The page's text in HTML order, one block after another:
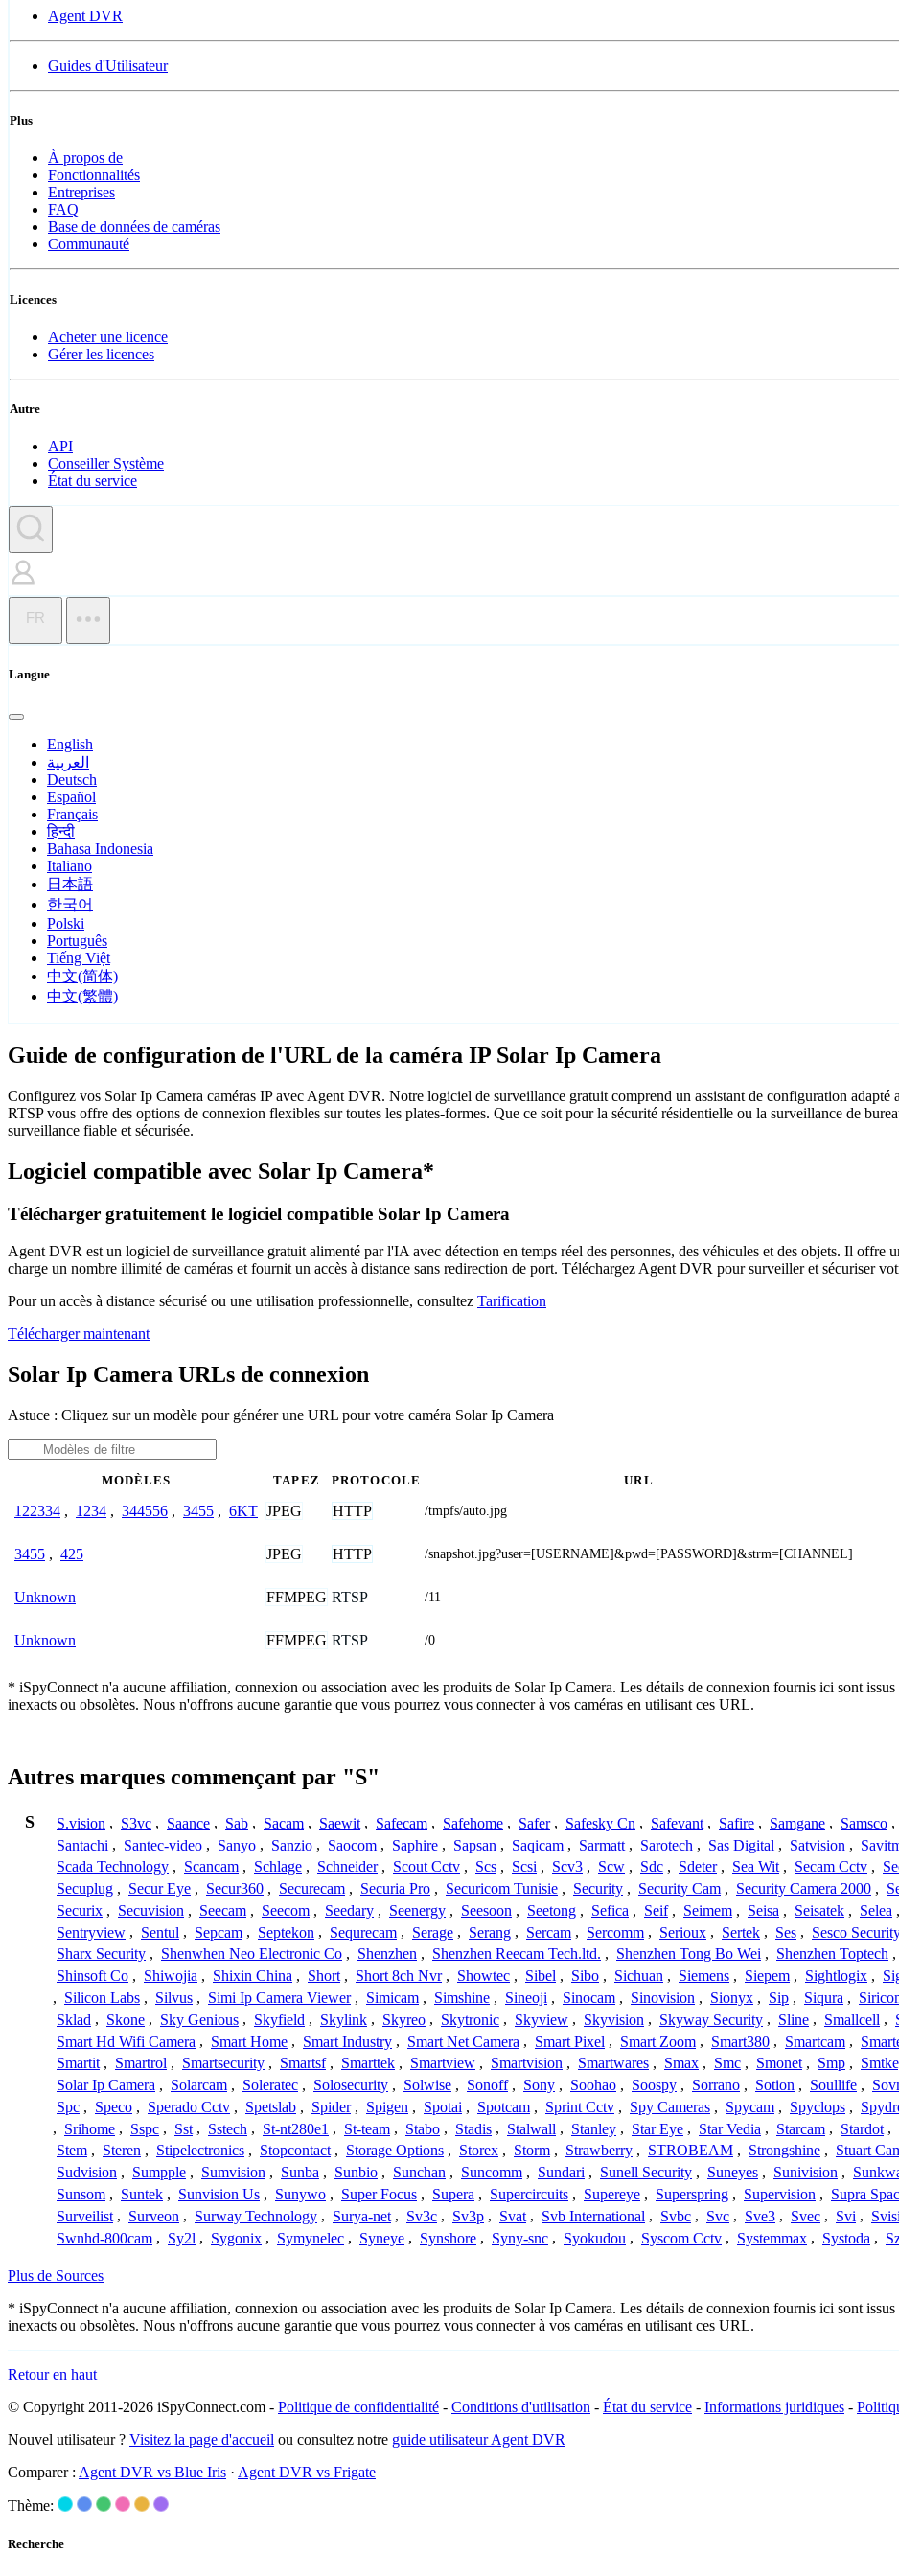
Agent DVR
Guides d'Utilisateur
Plus
À propos de
Fonctionnalités
Entreprises
FAQ
Base de données de caméras
Communauté
Licences
Acheter une licence
Gérer les licences
Autre
API
Conseiller Système
État du service
FR
Langue
English
العربية
Deutsch
Español
Français
हिन्दी
Bahasa Indonesia
Italiano
日本語
한국어
Polski
Português
Tiếng Việt
中文(简体)
中文(繁體)
Guide de configuration de l'URL de la caméra IP Solar Ip Camera
Configurez vos Solar Ip Camera caméras IP avec Agent DVR. Notre logiciel de surveillance gratuit comprend un assistant de configuration
RTSP vous offre des options de connexion flexibles sur toutes les plates-formes. Que ce soit pour la sécurité résidentielle ou la surveillance de
surveillance fiable et sécurisée.
Logiciel compatible avec Solar Ip Camera*
Télécharger gratuitement le logiciel compatible Solar Ip Camera
Agent DVR est un logiciel de surveillance gratuit alimenté par l'IA avec détection en temps réel des personnes, des véhicules et des objets. Il offre
charge un nombre illimité de caméras et fournit un accès à distance sans redirection de port. Téléchargez Agent DVR pour surveiller et sécuriser
Pour un accès à distance sécurisé ou une utilisation professionnelle, consultez Tarification
Télécharger maintenant
Solar Ip Camera URLs de connexion
Astuce : Cliquez sur un modèle pour générer une URL pour votre caméra Solar Ip Camera
MODÈLES TAPEZ PROTOCOLE URL
122334 , 1234 , 344556 , 3455 , 6KT JPEG HTTP /tmpfs/auto.jpg
3455 , 425 JPEG HTTP /snapshot.jpg?user=[USERNAME]&pwd=[PASSWORD]&strm=[CHANNEL]
Unknown FFMPEG RTSP /11
Unknown FFMPEG RTSP /0
* iSpyConnect n'a aucune affiliation, connexion ou association avec les produits de Solar Ip Camera. Les détails de connexion fournis ici sont
inexacts ou obsolètes. Nous n'offrons aucune garantie que vous pourrez vous connecter à vos caméras en utilisant ces URL.
Autres marques commençant par "S"
S S.vision , S3vc , Saance , Sab , Sacam , Saewit , Safecam , Safehome , Safer , Safesky Cn , Safevant , Safire , Samgane , Samsco ,
Santachi , Santec-video , Sanyo , Sanzio , Saocom , Saphire , Sapsan , Saqicam , Sarmatt , Sarotech , Sas Digital , Satvision ,
Scada Technology , Scancam , Schlage , Schneider , Scout Cctv , Scs , Scsi , Scv3 , Scw , Sdc , Sdeter , Sea Wit , Secam Cctv ,
Secuplug , Secur Eye , Secur360 , Securecam , Securia Pro , Securicom Tunisie , Security , Security Cam , Security Camera 2000 ,
Securix , Secuvision , Seecam , Seecom , Seedary , Seenergy , Seesoon , Seetong , Sefica , Seif , Seimem , Seisa , Seisatek , Selea ,
Sentryview , Sentul , Sepcam , Septekon , Sequrecam , Serage , Serang , Sercam , Sercomm , Serioux , Sertek , Ses , Sesco
Sharx Security , Shenwhen Neo Electronic Co , Shenzhen , Shenzhen Reecam Tech.ltd. , Shenzhen Tong Bo Wei , Shenzhen Toptech ,
Shinsoft Co , Shiwojia , Shixin China , Short , Short 8ch Nvr , Showtec , Sibel , Sibo , Sichuan , Siemens , Siepem , Sightlogix ,
, Silicon Labs , Silvus , Simi Ip Camera Viewer , Simicam , Simshine , Sineoji , Sinocam , Sinovision , Sionyx , Sip , Siqura ,
Sklad , Skone , Sky Genious , Skyfield , Skylink , Skyreo , Skytronic , Skyview , Skyvision , Skyway Security , Sline , Smallcell ,
Smart Hd Wifi Camera , Smart Home , Smart Industry , Smart Net Camera , Smart Pixel , Smart Zoom , Smart380 , Smartcam ,
Smartit , Smartrol , Smartsecurity , Smartsf , Smarttek , Smartview , Smartvision , Smartwares , Smax , Smc , Smonet , Smp ,
Solar Ip Camera , Solarcam , Soleratec , Solosecurity , Solwise , Sonoff , Sony , Soohao , Soospy , Sorrano , Sotion , Soullife ,
Spc , Speco , Sperado Cctv , Spetslab , Spider , Spigen , Spotai , Spotcam , Sprint Cctv , Spy Cameras , Spycam , Spyclops ,
, Srihome , Sspc , Sst , Sstech , St-nt280e1 , St-team , Stabo , Stadis , Stalwall , Stanley , Star Eye , Star Vedia , Starcam , Stardot ,
Stem , Steren , Stipelectronics , Stopcontact , Storage Options , Storex , Storm , Strawberry , STROBEAM , Strongshine , Stuart
Sudvision , Sumpple , Sumvision , Sunba , Sunbio , Sunchan , Suncomm , Sundari , Sunell Security , Suneyes , Sunivision ,
Sunsom , Suntek , Sunvision Us , Sunywo , Super Focus , Supera , Supercircuits , Supereye , Superspring , Supervision , Supra
Surveilist , Surveon , Surway Technology , Surya-net , Sv3c , Sv3p , Svat , Svb International , Svbc , Svc , Sve3 , Svec , Svi ,
Swnhd-800cam , Sy2l , Sygonix , Symynelec , Syneye , Synshore , Syny-snc , Syokudou , Syscom Cctv , Systemmax , Systoda ,
Plus de Sources
* iSpyConnect n'a aucune affiliation, connexion ou association avec les produits de Solar Ip Camera. Les détails de connexion fournis ici sont
inexacts ou obsolètes. Nous n'offrons aucune garantie que vous pourrez vous connecter à vos caméras en utilisant ces URL.
Retour en haut
© Copyright 2011-2026 iSpyConnect.com - Politique de confidentialité - Conditions d'utilisation - État du service - Informations juridiques -
Nouvel utilisateur ? Visitez la page d'accueil ou consultez notre guide utilisateur Agent DVR
Comparer : Agent DVR vs Blue Iris · Agent DVR vs Frigate
Thème:
Recherche